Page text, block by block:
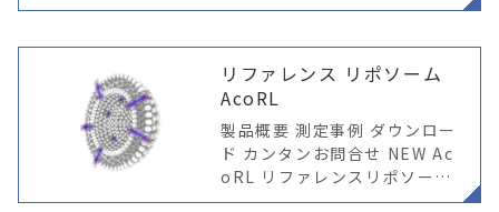
0 新登場 単一粒子レベルでの
ューション NanoFCM Flare
リファレンス リポソーム
AcoRL
製品概要 測定事例 ダウンロー
ド カンタンお問合せ NEW Ac
oRL リファレンスリポソーム
でナノ粒子検出を最適化 Aco